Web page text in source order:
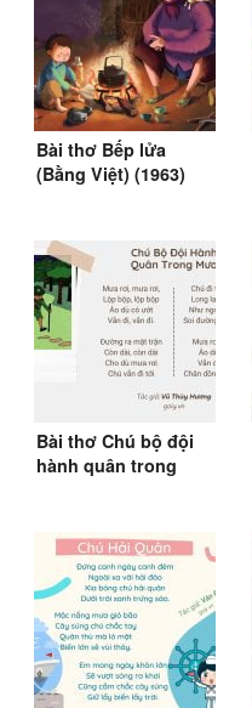
Bài thơ Bếp lửa
(Bằng Việt) (1963)
Bài thơ Chú bộ đội
hành quân trong